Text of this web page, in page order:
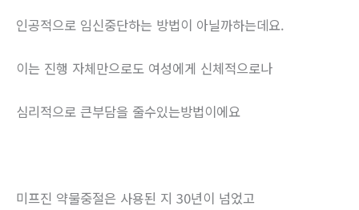
인공적으로 임신중단하는 방법이 아닐까하는데요.
이는 진행 자체만으로도 여성에게 신체적으로나
심리적으로 큰부담을 줄수있는방법이에요
미프진 약물중절은 사용된 지 30년이 넘었고